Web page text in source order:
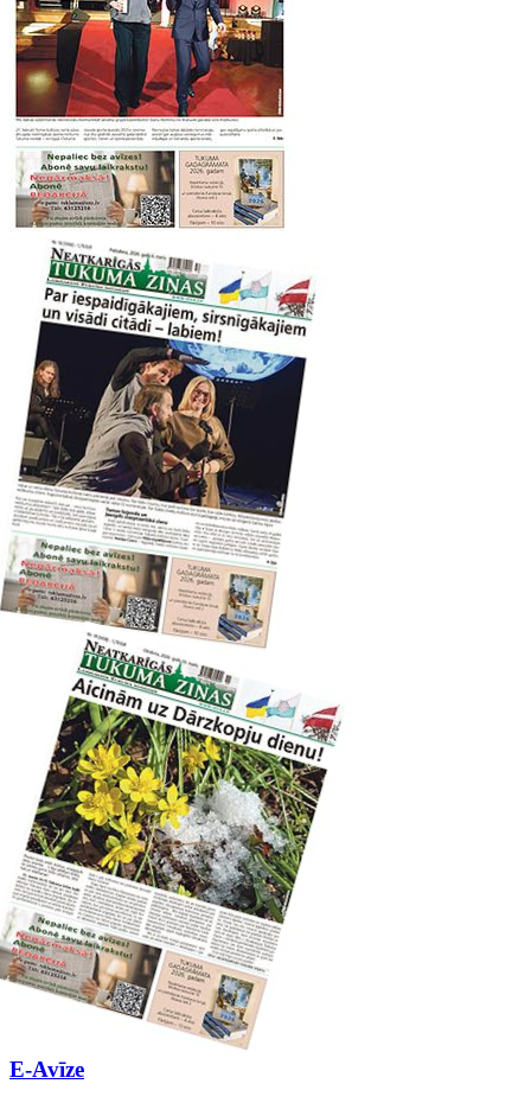
E-Avīze